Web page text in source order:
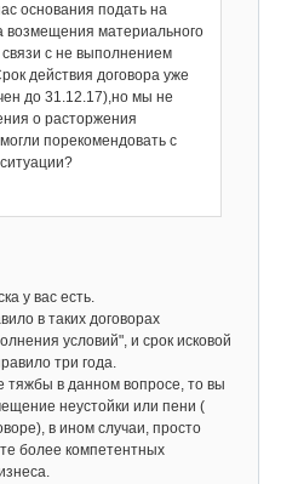
основания подать на
возмещения материального
с не выполнением
действия договора уже
до 31.12.17),но мы не
о расторжения
порекомендовать с
у вас есть.
в таких договорах
условий", и срок исковой
три года.
тяжбы в данном вопросе, то вы
неустойки или пени (
в ином случаи, просто
более компетентных